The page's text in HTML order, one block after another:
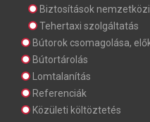
Biztosítások
Tehertaxi szolgáltatás
Bútorok csomagolása,
Bútortárolás
Lomtalanítás
Referenciák
Közületi költöztetés